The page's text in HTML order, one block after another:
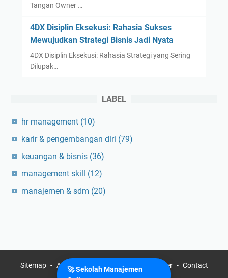
Tangan Owner …
4DX Disiplin Eksekusi: Rahasia Sukses
Mewujudkan Strategi Bisnis Jadi Nyata
4DX Disiplin Eksekusi: Rahasia Strategi yang Sering
Dilupak…
LABEL
hr management (10)
karir & pengembangan diri (79)
keuangan & bisnis (36)
management skill (12)
manajemen & sdm (20)
🚀 Sekolah Manajemen
Sitemap About Privacy Policy Disclaimer Contact